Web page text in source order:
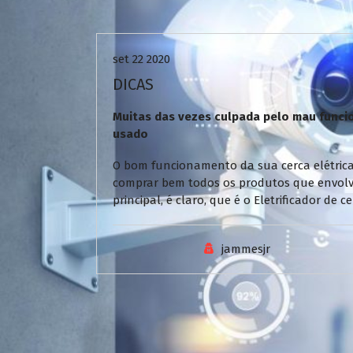
Uncategorized
set 22 2020
DICAS
Muitas das vezes culpada pelo mau
usado
O bom funcionamento da sua cerca
comprar bem todos os produtos que
principal, é claro, que é o Eletrificador de
jammesjr